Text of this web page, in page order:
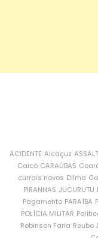
ACIDENTE Alcaçuz
Caicó CARAÚBAS
currais novos Dilma
PIRANHAS JUCURUTU
Pagamento PARAÍBA
POLÍCIA MILITAR
Robinson Faria Roubo